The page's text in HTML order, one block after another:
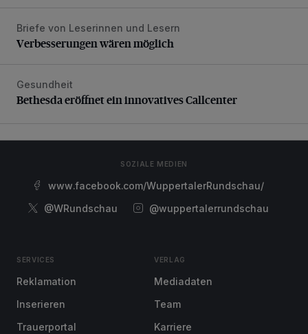
Verbesserungen wären möglich
Briefe von Leserinnen und Lesern
Verbesserungen wären möglich
Bethesda eröffnet ein innovatives Callcenter
Gesundheit
Bethesda eröffnet ein innovatives Callcenter
SOZIALE MEDIEN
www.facebook.com/WuppertalerRundschau/
@WRundschau
@wuppertalerrundschau
SERVICES
Reklamation
Inserieren
Trauerportal
VERLAG
Mediadaten
Team
Karriere